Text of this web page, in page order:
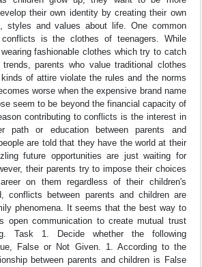
their own identity by creating their own
styles and values about life. One common
is the clothes of teenagers. While
fashionable clothes which try to catch
parents who value traditional clothes
of attire violate the rules and the norms
worse when the expensive brand name
seem to be beyond the financial capacity of
contributing to conflicts is the interest in
path or education between parents and
are told that they have the world at their
future opportunities are just waiting for
their parents try to impose their choices
on them regardless of their children's
conflicts between parents and children are
phenomena. It seems that the best way to
open communication to create mutual trust
Task 1. Decide whether the following
False or Not Given. 1. According to the
between parents and children is False